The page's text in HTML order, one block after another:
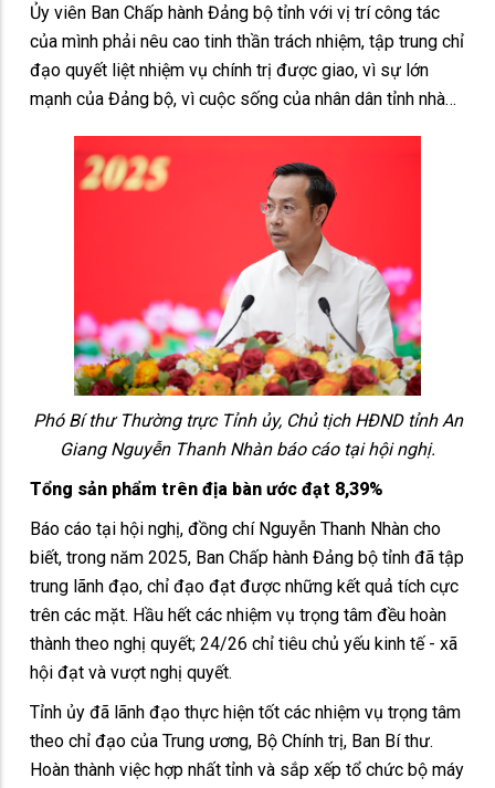
Ủy viên Ban Chấp hành Đảng bộ tỉnh với vị trí công tác
của mình phải nêu cao tinh thần trách nhiệm, tập trung chỉ
đạo quyết liệt nhiệm vụ chính trị được giao, vì sự lớn
mạnh của Đảng bộ, vì cuộc sống của nhân dân tỉnh nhà…
Phó Bí thư Thường trực Tỉnh ủy, Chủ tịch HĐND tỉnh An
Giang Nguyễn Thanh Nhàn báo cáo tại hội nghị.
Tổng sản phẩm trên địa bàn ước đạt 8,39%
Báo cáo tại hội nghị, đồng chí Nguyễn Thanh Nhàn cho
biết, trong năm 2025, Ban Chấp hành Đảng bộ tỉnh đã tập
trung lãnh đạo, chỉ đạo đạt được những kết quả tích cực
trên các mặt. Hầu hết các nhiệm vụ trọng tâm đều hoàn
thành theo nghị quyết; 24/26 chỉ tiêu chủ yếu kinh tế - xã
hội đạt và vượt nghị quyết.
Tỉnh ủy đã lãnh đạo thực hiện tốt các nhiệm vụ trọng tâm
theo chỉ đạo của Trung ương, Bộ Chính trị, Ban Bí thư.
Hoàn thành việc hợp nhất tỉnh và sắp xếp tổ chức bộ máy